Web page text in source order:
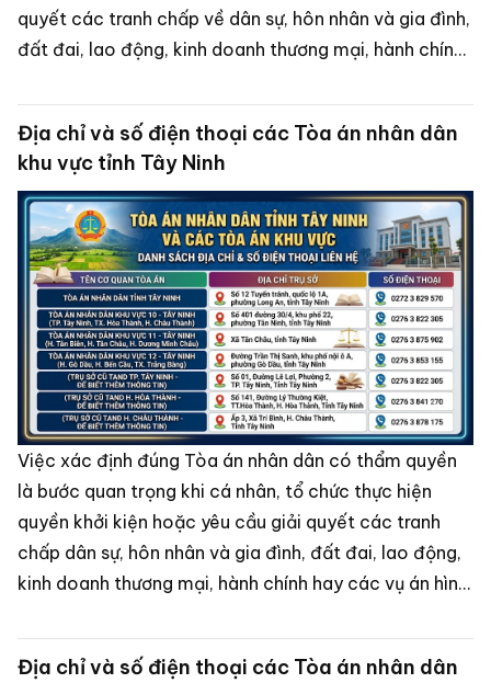
quyết các tranh chấp về dân sự, hôn nhân và gia đình,
đất đai, lao động, kinh doanh thương mại, hành chính
Địa chỉ và số điện thoại các Tòa án nhân dân
khu vực tỉnh Tây Ninh
Việc xác định đúng Tòa án nhân dân có thẩm quyền
là bước quan trọng khi cá nhân, tổ chức thực hiện
quyền khởi kiện hoặc yêu cầu giải quyết các tranh
chấp dân sự, hôn nhân và gia đình, đất đai, lao động,
kinh doanh thương mại, hành chính hay các vụ án hình
Địa chỉ và số điện thoại các Tòa án nhân dân